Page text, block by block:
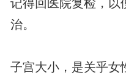
记得回医院复检，以
治。
子宫大小，是关乎女